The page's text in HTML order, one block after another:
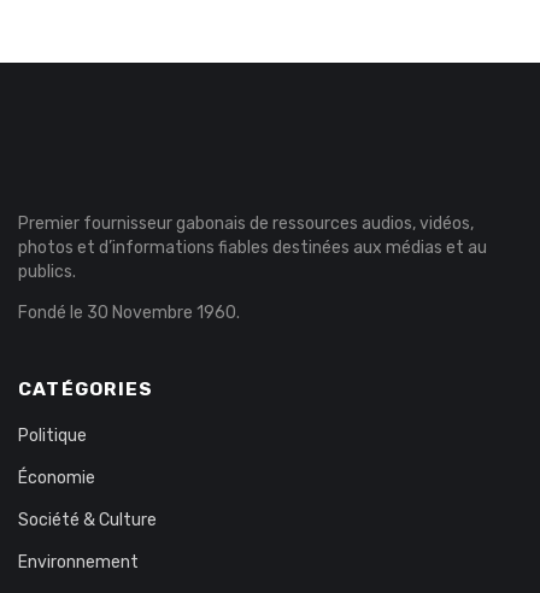
Premier fournisseur gabonais de ressources audios, vidéos,
photos et d’informations fiables destinées aux médias et au
publics.
Fondé le 30 Novembre 1960.
CATÉGORIES
Politique
Économie
Société & Culture
Environnement